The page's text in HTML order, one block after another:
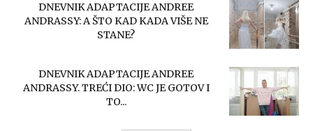
DNEVNIK ADAPTACIJE ANDREE
ANDRASSY: A ŠTO KAD KADA VIŠE NE
STANE?
DNEVNIK ADAPTACIJE ANDREE
ANDRASSY. TREĆI DIO: WC JE GOTOV I
TO...